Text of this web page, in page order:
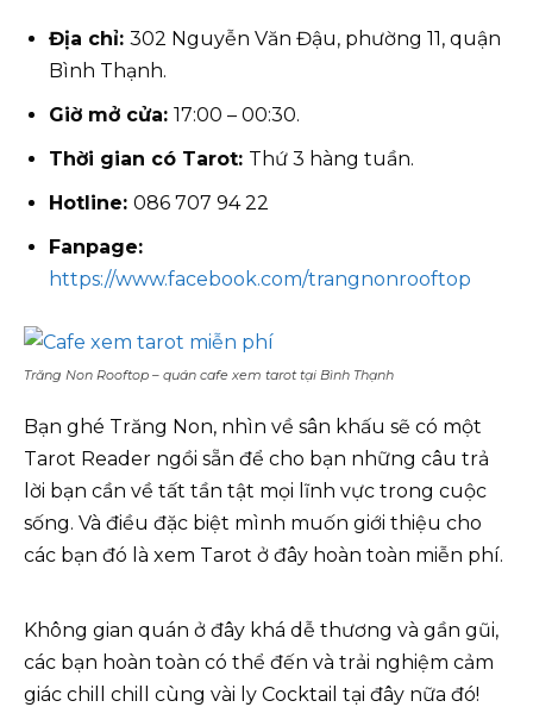
Địa chỉ: 302 Nguyễn Văn Đậu, phường 11, quận
Bình Thạnh.
Giờ mở cửa: 17:00 – 00:30.
Thời gian có Tarot: Thứ 3 hàng tuần.
Hotline: 086 707 94 22
Fanpage:
https://www.facebook.com/trangnonrooftop
Trăng Non Rooftop – quán cafe xem tarot tại Bình Thạnh
Bạn ghé Trăng Non, nhìn về sân khấu sẽ có một
Tarot Reader ngồi sẵn để cho bạn những câu trả
lời bạn cần về tất tần tật mọi lĩnh vực trong cuộc
sống. Và điều đặc biệt mình muốn giới thiệu cho
các bạn đó là xem Tarot ở đây hoàn toàn miễn phí.
Không gian quán ở đây khá dễ thương và gần gũi,
các bạn hoàn toàn có thể đến và trải nghiệm cảm
giác chill chill cùng vài ly Cocktail tại đây nữa đó!